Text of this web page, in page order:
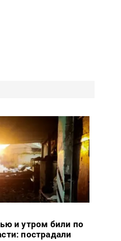
и утром били по
пострадали